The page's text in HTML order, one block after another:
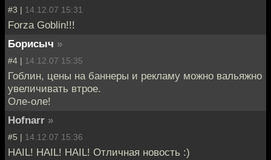
#3 | 14.12.07 15:31
Forza Goblin!!!
Борисыч »
#4 | 14.12.07 15:35
Гоблин, цены на баннеры и рекламу можно вальяжно
увеличивать втрое.
Оле-оле!
Hofnarr »
#5 | 14.12.07 15:36
HAIL! HAIL! HAIL! Отличная новость :)